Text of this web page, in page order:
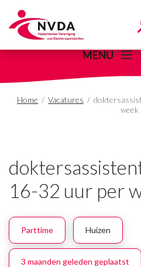
MENU
Home / Vacatures /
week
16-32 uur per
Parttime Huizen
3 maanden geleden geplaatst